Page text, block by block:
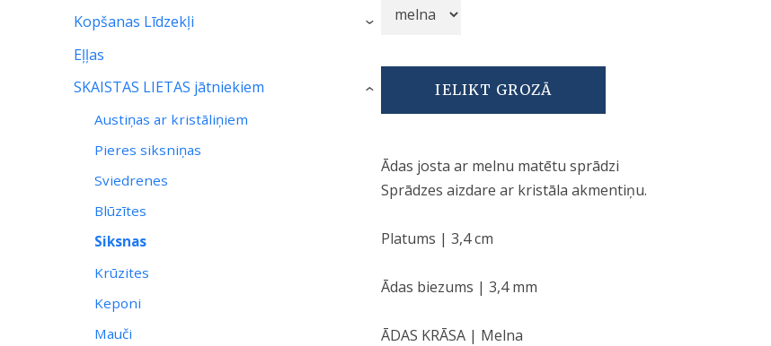
Kopšanas Līdzekļi ›
Eļļas
SKAISTAS LIETAS jātniekiem
Austiņas ar kristāliņiem
Pieres siksniņas
Sviedrenes
Blūzītes
Siksnas
Krūzites
Keponi
Mauči
› IELIKT GROZĀ
Ādas josta ar melnu matētu sprādzi
Sprādzes aizdare ar kristāla akmentiņu.
Platums | 3,4 cm
Ādas biezums | 3,4 mm
ĀDAS KRĀSA | Melna